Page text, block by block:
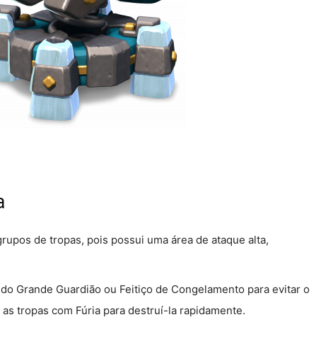
de tropas, pois possui uma área de ataque alta,
Grande Guardião ou Feitiço de Congelamento para evitar o
tropas com Fúria para destruí-la rapidamente.